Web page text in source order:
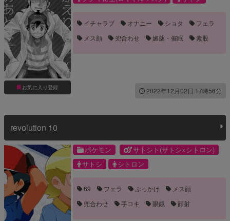
お気に入り登録
イチャラブ オナニー ショタ
フェラ
メス顔
兜合わせ 媚薬・催眠 素股
2022年12月02日 17時56分
revolution 10
ポケモン
サトシト(サトシ×シトロン)
サトシ
シトロン
69 フェラ ぶっかけ
メス顔
兜合わせ
手コキ 眼鏡 顔射